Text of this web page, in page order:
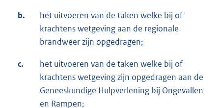
b.
het uitvoeren van de taken welke bij of
krachtens wetgeving aan de regionale
brandweer zijn opgedragen;
c.
het uitvoeren van de taken welke bij of
krachtens wetgeving zijn opgedragen aan de
Geneeskundige Hulpverlening bij Ongevallen
en Rampen;